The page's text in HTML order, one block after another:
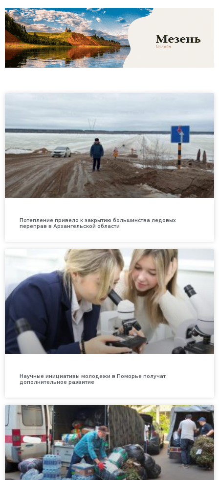
Потепление привело к закрытию большинства ледовых
переправ в Архангельской области
Научные инициативы молодежи в Поморье получат
дополнительное развитие